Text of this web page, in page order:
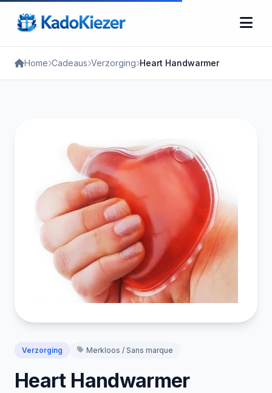
Home Cadeaus Verzorging Heart Handwarmer
Verzorging Merkloos / Sans marque
Heart Handwarmer